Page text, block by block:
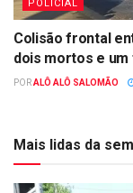
POLICIAL
Colisão frontal
dois mortos e um
PORALÔ ALÔ SALOMÃO
Mais lidas da